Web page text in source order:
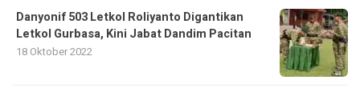
Danyonif 503 Letkol Roliyanto Digantikan
Letkol Gurbasa, Kini Jabat Dandim Pacitan
18 Oktober 2022